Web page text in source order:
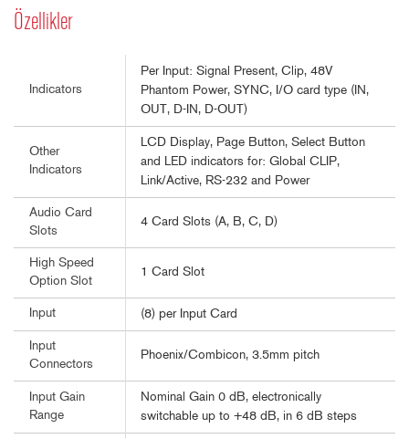
Özellikler
Indicators
Per Input: Signal Present, Clip, 48V
Phantom Power, SYNC, I/O card type (IN,
OUT, D-IN, D-OUT)
Other
Indicators
LCD Display, Page Button, Select Button
and LED indicators for: Global CLIP,
Link/Active, RS-232 and Power
Audio Card
Slots
4 Card Slots (A, B, C, D)
High Speed
Option Slot
1 Card Slot
Input (8) per Input Card
Input
Connectors
Phoenix/Combicon, 3.5mm pitch
Input Gain
Range
Nominal Gain 0 dB, electronically
switchable up to +48 dB, in 6 dB steps